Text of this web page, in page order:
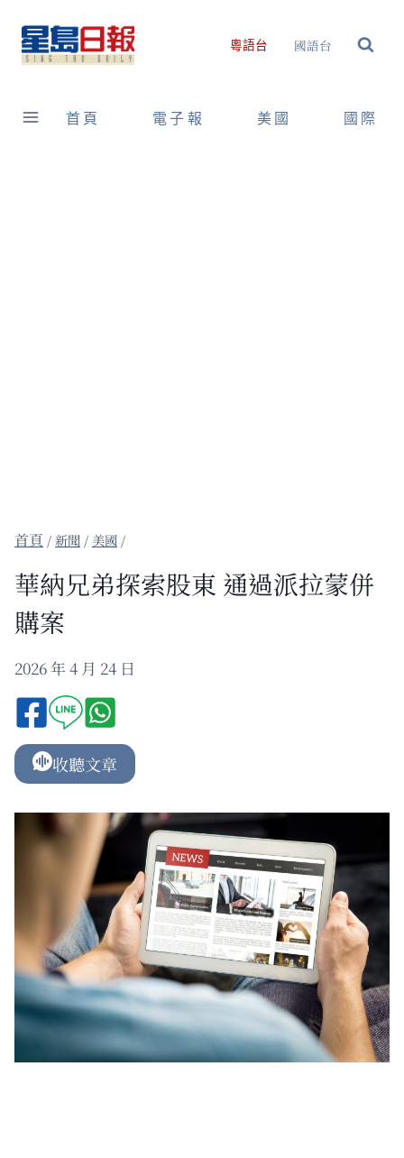
content
粵語台 國語台
首頁 電子報 美國 國際
/新聞 / 美國 /
華納兄弟探索股東 通過派拉蒙併
購案
2026 年 4 月 24 日
收聽文章